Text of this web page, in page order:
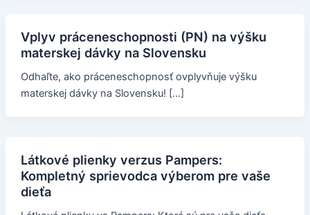
Vplyv práceneschopnosti (PN) na výšku
materskej dávky na Slovensku
Odhaľte, ako práceneschopnosť ovplyvňuje výšku
materskej dávky na Slovensku! […]
Látkové plienky verzus Pampers:
Kompletný sprievodca výberom pre vaše
dieťa